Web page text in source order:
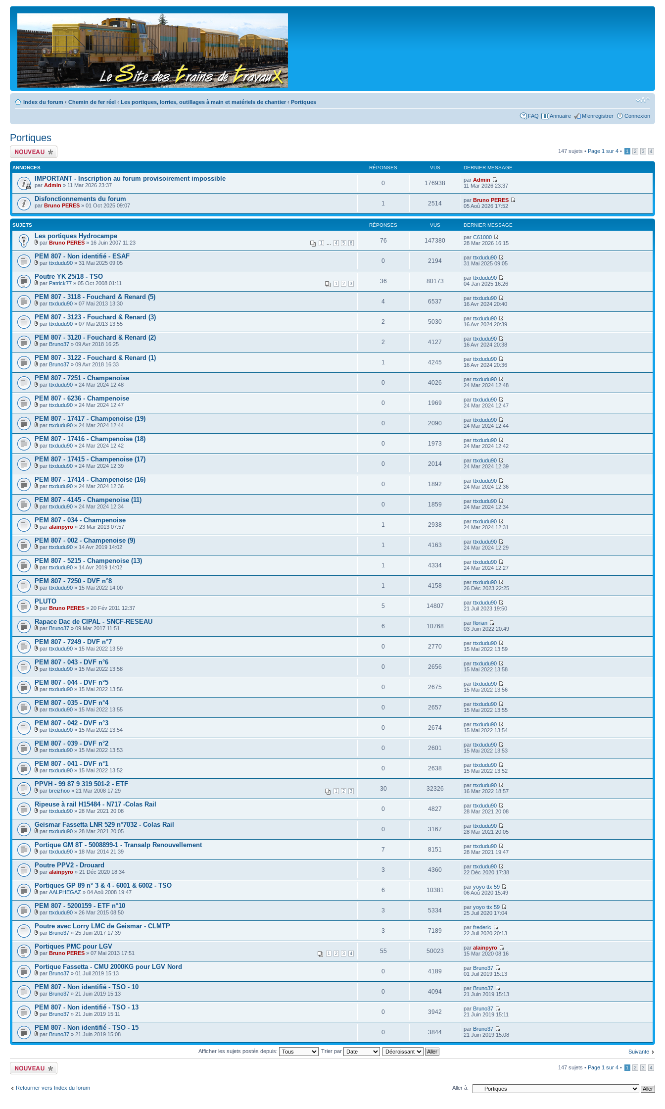
Index du forum ‹ Chemin de fer réel ‹ Les portiques, lorries, outillages à main et matériels de chantier ‹ Portiques
FAQ Annuaire M’enregistrer Connexion
Portiques
Écrire un nouveau
sujet
147 sujets • Page 1 sur 4 • 1 2 3 4
ANNONCES RÉPONSES VUS DERNIER MESSAGE
IMPORTANT - Inscription au forum provisoirement impossible
par Admin » 11 Mar 2026 23:37 0 176938 parAdmin
11 Mar 2026 23:37
Disfonctionnements du forum
par Bruno PERES » 01 Oct 2025 09:07 1 2514 parBruno PERES
05 Aoû 2026 17:52
SUJETS RÉPONSES VUS DERNIER MESSAGE
Les portiques Hydrocampe
1 4 5 6
par Bruno PERES » 16 Juin 2007 11:23 76 147380 parC61000
28 Mar 2026 16:15
PEM 807 - Non identifié - ESAF
par ttxdudu90 » 31 Mai 2025 09:05 0 2194 parttxdudu90
31 Mai 2025 09:05
Poutre YK 25/18 - TSO
1 2 3
par Patrick77 » 05 Oct 2008 01:11 36 80173 parttxdudu90
04 Jan 2025 16:26
PEM 807 - 3118 - Fouchard & Renard (5)
par ttxdudu90 » 07 Mai 2013 13:30 4 6537 parttxdudu90
16 Avr 2024 20:40
PEM 807 - 3123 - Fouchard & Renard (3)
par ttxdudu90 » 07 Mai 2013 13:55 2 5030 parttxdudu90
16 Avr 2024 20:39
PEM 807 - 3120 - Fouchard & Renard (2)
par Bruno37 » 09 Avr 2018 16:25 2 4127 parttxdudu90
16 Avr 2024 20:38
PEM 807 - 3122 - Fouchard & Renard (1)
par Bruno37 » 09 Avr 2018 16:33 1 4245 parttxdudu90
16 Avr 2024 20:36
PEM 807 - 7251 - Champenoise
par ttxdudu90 » 24 Mar 2024 12:48 0 4026 parttxdudu90
24 Mar 2024 12:48
PEM 807 - 6236 - Champenoise
par ttxdudu90 » 24 Mar 2024 12:47 0 1969 parttxdudu90
24 Mar 2024 12:47
PEM 807 - 17417 - Champenoise (19)
par ttxdudu90 » 24 Mar 2024 12:44 0 2090 parttxdudu90
24 Mar 2024 12:44
PEM 807 - 17416 - Champenoise (18)
par ttxdudu90 » 24 Mar 2024 12:42 0 1973 parttxdudu90
24 Mar 2024 12:42
PEM 807 - 17415 - Champenoise (17)
par ttxdudu90 » 24 Mar 2024 12:39 0 2014 parttxdudu90
24 Mar 2024 12:39
PEM 807 - 17414 - Champenoise (16)
par ttxdudu90 » 24 Mar 2024 12:36 0 1892 parttxdudu90
24 Mar 2024 12:36
PEM 807 - 4145 - Champenoise (11)
par ttxdudu90 » 24 Mar 2024 12:34 0 1859 parttxdudu90
24 Mar 2024 12:34
PEM 807 - 034 - Champenoise
par alainpyro » 23 Mar 2013 07:57 1 2938 parttxdudu90
24 Mar 2024 12:31
PEM 807 - 002 - Champenoise (9)
par ttxdudu90 » 14 Avr 2019 14:02 1 4163 parttxdudu90
24 Mar 2024 12:29
PEM 807 - 5215 - Champenoise (13)
par ttxdudu90 » 14 Avr 2019 14:02 1 4334 parttxdudu90
24 Mar 2024 12:27
PEM 807 - 7250 - DVF n°8
par ttxdudu90 » 15 Mai 2022 14:00 1 4158 parttxdudu90
26 Déc 2023 22:25
PLUTO
par Bruno PERES » 20 Fév 2011 12:37 5 14807 parttxdudu90
21 Juil 2023 19:50
Rapace Dac de CIPAL - SNCF-RESEAU
par Bruno37 » 09 Mar 2017 11:51 6 10768 parflorian
03 Juin 2022 20:49
PEM 807 - 7249 - DVF n°7
par ttxdudu90 » 15 Mai 2022 13:59 0 2770 parttxdudu90
15 Mai 2022 13:59
PEM 807 - 043 - DVF n°6
par ttxdudu90 » 15 Mai 2022 13:58 0 2656 parttxdudu90
15 Mai 2022 13:58
PEM 807 - 044 - DVF n°5
par ttxdudu90 » 15 Mai 2022 13:56 0 2675 parttxdudu90
15 Mai 2022 13:56
PEM 807 - 035 - DVF n°4
par ttxdudu90 » 15 Mai 2022 13:55 0 2657 parttxdudu90
15 Mai 2022 13:55
PEM 807 - 042 - DVF n°3
par ttxdudu90 » 15 Mai 2022 13:54 0 2674 parttxdudu90
15 Mai 2022 13:54
PEM 807 - 039 - DVF n°2
par ttxdudu90 » 15 Mai 2022 13:53 0 2601 parttxdudu90
15 Mai 2022 13:53
PEM 807 - 041 - DVF n°1
par ttxdudu90 » 15 Mai 2022 13:52 0 2638 parttxdudu90
15 Mai 2022 13:52
PPVH - 99 87 9 319 501-2 - ETF
1 2 3
par breizhoo » 21 Mar 2008 17:29 30 32326 parttxdudu90
16 Mar 2022 18:57
Ripeuse à rail H15484 - N717 -Colas Rail
par ttxdudu90 » 28 Mar 2021 20:08 0 4827 parttxdudu90
28 Mar 2021 20:08
Geismar Fassetta LNR 529 n°7032 - Colas Rail
par ttxdudu90 » 28 Mar 2021 20:05 0 3167 parttxdudu90
28 Mar 2021 20:05
Portique GM 8T - 5008899-1 - Transalp Renouvellement
par ttxdudu90 » 18 Mar 2014 21:39 7 8151 parttxdudu90
28 Mar 2021 19:47
Poutre PPV2 - Drouard
par alainpyro » 21 Déc 2020 18:34 3 4360 parttxdudu90
22 Déc 2020 17:38
Portiques GP 89 n° 3 & 4 - 6001 & 6002 - TSO
par AALPHEGAZ » 04 Aoû 2008 19:47 6 10381 paryoyo ttx 59
06 Aoû 2020 15:49
PEM 807 - 5200159 - ETF n°10
par ttxdudu90 » 26 Mar 2015 08:50 3 5334 paryoyo ttx 59
25 Juil 2020 17:04
Poutre avec Lorry LMC de Geismar - CLMTP
par Bruno37 » 25 Juin 2017 17:39 3 7189 parfrederic
22 Juil 2020 20:13
Portiques PMC pour LGV
1 2 3 4
par Bruno PERES » 07 Mai 2013 17:51 55 50023 paralainpyro
15 Mar 2020 08:16
Portique Fassetta - CMU 2000KG pour LGV Nord
par Bruno37 » 01 Juil 2019 15:13 0 4189 par Bruno37
01 Juil 2019 15:13
PEM 807 - Non identifié - TSO - 10
par Bruno37 » 21 Juin 2019 15:13 0 4094 par Bruno37
21 Juin 2019 15:13
PEM 807 - Non identifié - TSO - 13
par Bruno37 » 21 Juin 2019 15:11 0 3942 par Bruno37
21 Juin 2019 15:11
PEM 807 - Non identifié - TSO - 15
par Bruno37 » 21 Juin 2019 15:08 0 3844 par Bruno37
21 Juin 2019 15:08
Suivante
Afficher les sujets postés depuis: Trier par
Écrire un nouveau
sujet
147 sujets • Page 1 sur 4 • 1 2 3 4
Retourner vers Index du forum Aller à: